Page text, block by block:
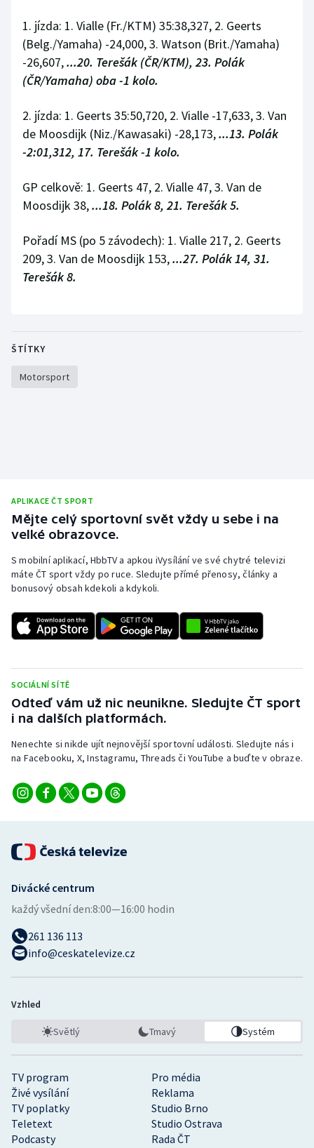
Volejbal
Ostatní
1. jízda: 1. Vialle (Fr./KTM) 35:38,327, 2. Geerts
(Belg./Yamaha) -24,000, 3. Watson (Brit./Yamaha)
-26,607,...20. Terešák (ČR/KTM), 23. Polák
(ČR/Yamaha) oba -1 kolo.
2. jízda: 1. Geerts 35:50,720, 2. Vialle -17,633, 3. Van
de Moosdijk (Niz./Kawasaki) -28,173,...13. Polák
-2:01,312, 17. Terešák -1 kolo.
GP celkově: 1. Geerts 47, 2. Vialle 47, 3. Van de
Moosdijk 38,...18. Polák 8, 21. Terešák 5.
Pořadí MS (po 5 závodech): 1. Vialle 217, 2. Geerts
209, 3. Van de Moosdijk 153,...27. Polák 14, 31.
Terešák 8.
ŠTÍTKY
Motorsport
APLIKACE ČT SPORT
Mějte celý sportovní svět vždy u sebe i na
velké obrazovce.
S mobilní aplikací, HbbTV a apkou iVysílání ve své chytré televizi
máte ČT sport vždy po ruce. Sledujte přímé přenosy, články a
bonusový obsah kdekoli a kdykoli.
SOCIÁLNÍ SÍTĚ
Odteď vám už nic neunikne. Sledujte ČT sport
i na dalších platformách.
Nenechte si nikde ujít nejnovější sportovní události. Sledujte nás i
na Facebooku, X, Instagramu, Threads či YouTube a buďte v obraze.
TV program
Pro média
Živé vysílání
Reklama
TV poplatky
Studio Brno
Teletext
Studio Ostrava
Podcasty
Rada ČT
Divácké centrum
každý všední den:8:00—16:00 hodin
261 136 113
info@ceskatelevize.cz
Vzhled
Světlý Tmavý Systém